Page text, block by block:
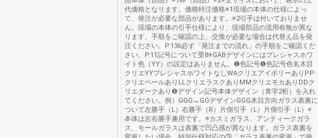
代価格となります。価格特注価格※1現場の本体の仕様によっ
て、発注が必要な部品があります。※2引手は付いておりませ
ん。現場の本体の引手仕様により、現場部品の流用有無が異な
ります。手順をご確認の上、交換が必要な場合は代替え品を発
注ください。P.136必ず「発注までの流れ」の手順をご確認くだ
さい。P.11記号について受8※GABデザインにはプレシャスホワ
イト色（YY）の設定はありません。❶色記号❶色記号色名木目
クリエYYプレシャスホワイトなしWAクリエアイボリーありPP
クリエペールありLLクリエラスクありMMクリエモカありDDク
リエダークあり❷デザイン記号本体デザイン（青字2桁）を入れ
てください。例）GGG→GGデザインGGG木目方向ガラス表裏に
ついて左勝手（L）右勝手（R）片側引手（L）片側引手（L）※
本体は左右勝手兼用です。※カスミガラス、アンティークガラ
ス、モールガラスは表裏で凹凸感が異なります。ガラス表裏を